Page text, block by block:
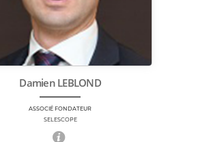
Damien LEBLOND
ASSOCIÉ FONDATEUR
SELESCOPE